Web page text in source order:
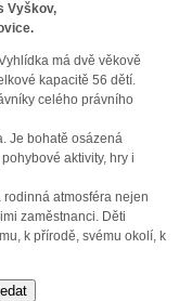
Vyškov,
má dvě věkově
kapacitě 56 dětí.
celého právního
Je bohatě osázená
aktivity, hry i
atmosféra nejen
zaměstnanci. Děti
k přírodě, svému okolí, k